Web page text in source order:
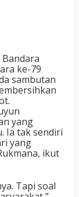
ke-79
sambutan
yang
Ia tak sendiri
yang
ikut
Tapi soal